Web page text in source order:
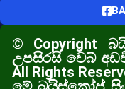
© Copyright
උපසිරසි වෙබ්
All Rights